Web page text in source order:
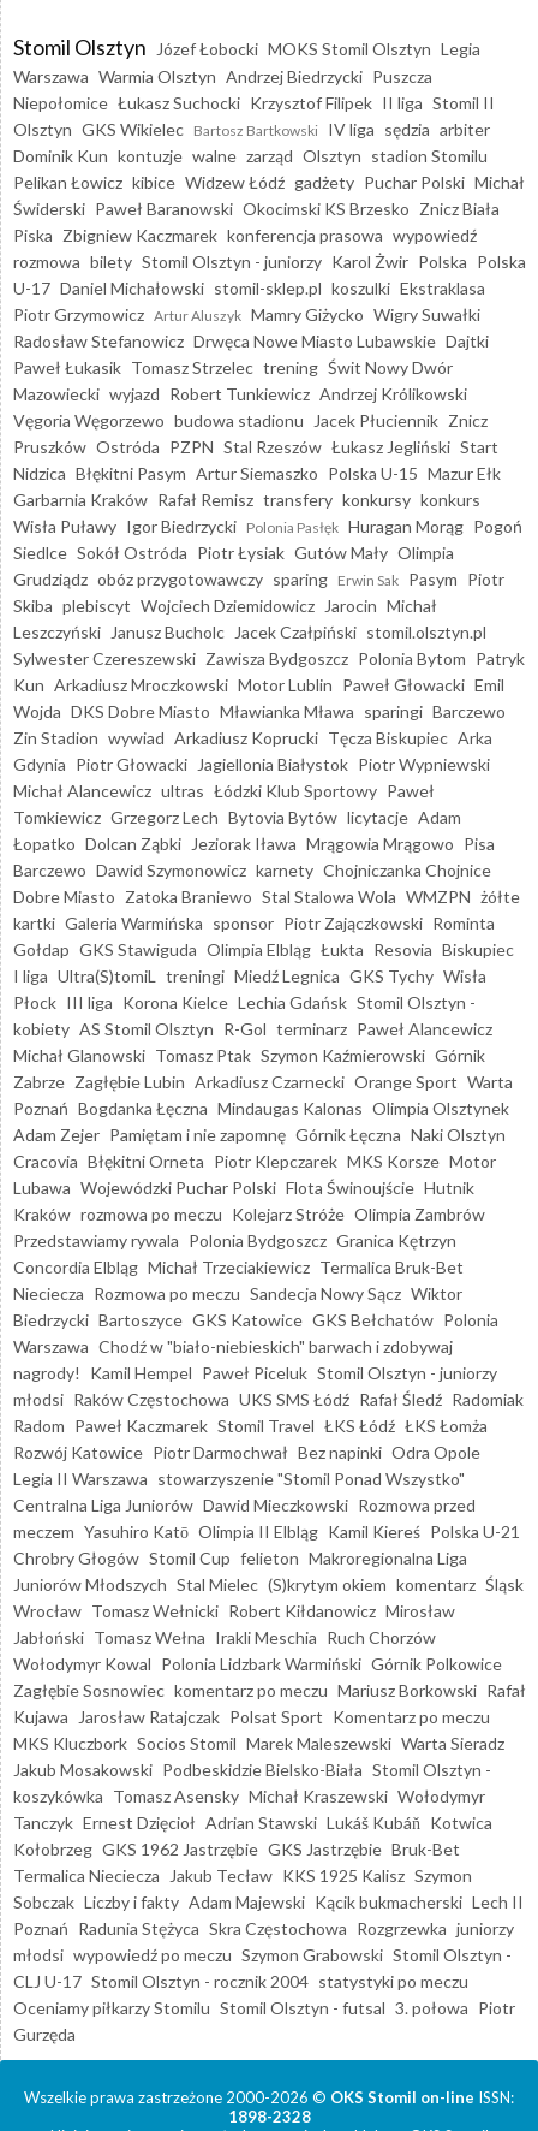
Stomil Olsztyn Józef Łobocki MOKS Stomil Olsztyn Legia
Warszawa Warmia Olsztyn Andrzej Biedrzycki Puszcza
Niepołomice Łukasz Suchocki Krzysztof Filipek II liga Stomil II
Olsztyn GKS Wikielec Bartosz Bartkowski IV liga sędzia arbiter
Dominik Kun kontuzje walne zarząd Olsztyn stadion Stomilu
Pelikan Łowicz kibice Widzew Łódź gadżety Puchar Polski Michał
Świderski Paweł Baranowski Okocimski KS Brzesko Znicz Biała
Piska Zbigniew Kaczmarek konferencja prasowa wypowiedź
rozmowa bilety Stomil Olsztyn - juniorzy Karol Żwir Polska Polska
U-17 Daniel Michałowski stomil-sklep.pl koszulki Ekstraklasa
Piotr Grzymowicz Artur Aluszyk Mamry Giżycko Wigry Suwałki
Radosław Stefanowicz Drwęca Nowe Miasto Lubawskie Dajtki
Paweł Łukasik Tomasz Strzelec trening Świt Nowy Dwór
Mazowiecki wyjazd Robert Tunkiewicz Andrzej Królikowski
Vęgoria Węgorzewo budowa stadionu Jacek Płuciennik Znicz
Pruszków Ostróda PZPN Stal Rzeszów Łukasz Jegliński Start
Nidzica Błękitni Pasym Artur Siemaszko Polska U-15 Mazur Ełk
Garbarnia Kraków Rafał Remisz transfery konkursy konkurs
Wisła Puławy Igor Biedrzycki Polonia Pasłęk Huragan Morąg Pogoń
Siedlce Sokół Ostróda Piotr Łysiak Gutów Mały Olimpia
Grudziądz obóz przygotowawczy sparing Erwin Sak Pasym Piotr
Skiba plebiscyt Wojciech Dziemidowicz Jarocin Michał
Leszczyński
Janusz Bucholc Jacek Czałpiński stomil.olsztyn.pl
Sylwester Czereszewski Zawisza Bydgoszcz Polonia Bytom Patryk
Kun Arkadiusz Mroczkowski Motor Lublin Paweł Głowacki Emil
Wojda DKS Dobre Miasto Mławianka Mława sparingi Barczewo
Zin Stadion wywiad Arkadiusz Koprucki Tęcza Biskupiec Arka
Gdynia Piotr Głowacki Jagiellonia Białystok Piotr Wypniewski
Michał Alancewicz ultras Łódzki Klub Sportowy Paweł
Tomkiewicz Grzegorz Lech Bytovia Bytów licytacje Adam
Łopatko Dolcan Ząbki Jeziorak Iława Mrągowia Mrągowo Pisa
Barczewo Dawid Szymonowicz karnety Chojniczanka Chojnice
Dobre Miasto Zatoka Braniewo Stal Stalowa Wola WMZPN żółte
kartki Galeria Warmińska sponsor Piotr Zajączkowski Rominta
Gołdap GKS Stawiguda Olimpia Elbląg Łukta Resovia Biskupiec
I liga Ultra(S)tomiL treningi Miedź Legnica GKS Tychy Wisła
Płock III liga Korona Kielce Lechia Gdańsk Stomil Olsztyn -
kobiety AS Stomil Olsztyn R-Gol terminarz Paweł Alancewicz
Michał Glanowski Tomasz Ptak Szymon Kaźmierowski Górnik
Zabrze Zagłębie Lubin Arkadiusz Czarnecki Orange Sport Warta
Poznań Bogdanka Łęczna Mindaugas Kalonas Olimpia Olsztynek
Adam Zejer Pamiętam i nie zapomnę Górnik Łęczna Naki Olsztyn
Cracovia Błękitni Orneta Piotr Klepczarek MKS Korsze Motor
Lubawa Wojewódzki Puchar Polski Flota Świnoujście Hutnik
Kraków rozmowa po meczu Kolejarz Stróże Olimpia Zambrów
Przedstawiamy rywala Polonia Bydgoszcz Granica Kętrzyn
Concordia Elbląg Michał Trzeciakiewicz Termalica Bruk-Bet
Nieciecza Rozmowa po meczu Sandecja Nowy Sącz Wiktor
Biedrzycki Bartoszyce GKS Katowice GKS Bełchatów Polonia
Warszawa Chodź w "biało-niebieskich" barwach i zdobywaj
nagrody!
Kamil Hempel Paweł Piceluk Stomil Olsztyn - juniorzy
młodsi Raków Częstochowa UKS SMS Łódź Rafał Śledź Radomiak
Radom Paweł Kaczmarek Stomil Travel ŁKS Łódź ŁKS Łomża
Rozwój Katowice Piotr Darmochwał Bez napinki Odra Opole
Legia II Warszawa stowarzyszenie "Stomil Ponad Wszystko"
Centralna Liga Juniorów Dawid Mieczkowski Rozmowa przed
meczem Yasuhiro Katō Olimpia II Elbląg Kamil Kiereś Polska U-21
Chrobry Głogów Stomil Cup felieton Makroregionalna Liga
Juniorów Młodszych Stal Mielec (S)krytym okiem komentarz Śląsk
Wrocław Tomasz Wełnicki Robert Kiłdanowicz Mirosław
Jabłoński Tomasz Wełna Irakli Meschia Ruch Chorzów
Wołodymyr Kowal Polonia Lidzbark Warmiński Górnik Polkowice
Zagłębie Sosnowiec komentarz po meczu Mariusz Borkowski Rafał
Kujawa
Jarosław Ratajczak Polsat Sport Komentarz po meczu
MKS Kluczbork Socios Stomil Marek Maleszewski Warta Sieradz
Jakub Mosakowski Podbeskidzie Bielsko-Biała Stomil Olsztyn -
koszykówka Tomasz Asensky Michał Kraszewski Wołodymyr
Tanczyk Ernest Dzięcioł Adrian Stawski Lukáš Kubáň Kotwica
Kołobrzeg GKS 1962 Jastrzębie GKS Jastrzębie Bruk-Bet
Termalica Nieciecza
Jakub Tecław KKS 1925 Kalisz Szymon
Sobczak Liczby i fakty Adam Majewski Kącik bukmacherski Lech II
Poznań Radunia Stężyca Skra Częstochowa Rozgrzewka juniorzy
młodsi wypowiedź po meczu Szymon Grabowski Stomil Olsztyn -
CLJ U-17 Stomil Olsztyn - rocznik 2004 statystyki po meczu
Oceniamy piłkarzy Stomilu Stomil Olsztyn - futsal 3. połowa Piotr
Gurzęda
Wszelkie prawa zastrzeżone 2000-2026 © OKS Stomil on-line ISSN:
1898-2328